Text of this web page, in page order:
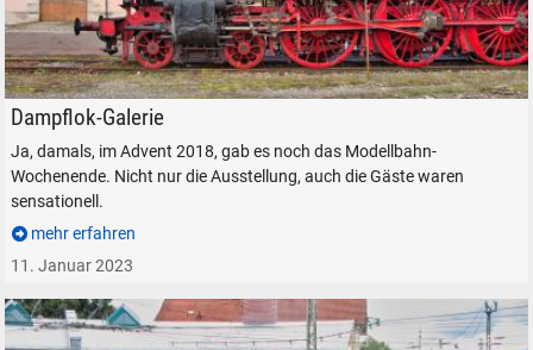
Schnellzug-Dampflokomotive der Baureihe DR 01 in Freilassing
Dampflok-Galerie
Ja, damals, im Advent 2018, gab es noch das Modellbahn-
Wochenende. Nicht nur die Ausstellung, auch die Gäste waren
sensationell.
mehr erfahren
11. Januar 2023